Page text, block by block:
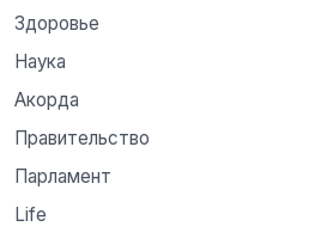
Здоровье
Наука
Акорда
Правительство
Парламент
Life